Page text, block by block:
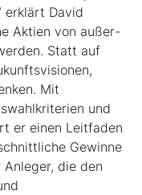
erklärt David
Aktien von außer­
Statt auf
Mit
und
er einen Leit­faden
Gewinne
die den